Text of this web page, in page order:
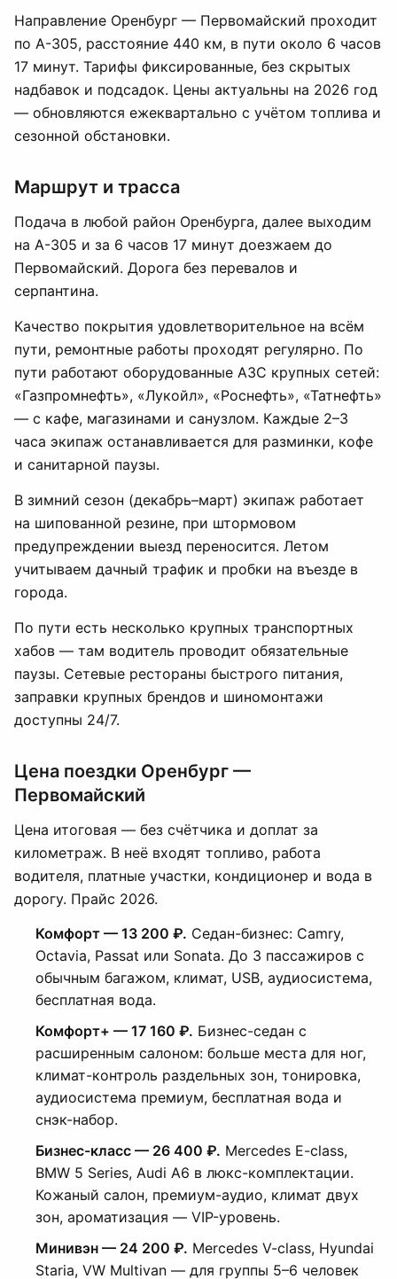
Направление Оренбург — Первомайский проходит
по А-305, расстояние 440 км, в пути около 6 часов
17 минут. Тарифы фиксированные, без скрытых
надбавок и подсадок. Цены актуальны на 2026 год
— обновляются ежеквартально с учётом топлива и
сезонной обстановки.
Маршрут и трасса
Подача в любой район Оренбурга, далее выходим
на А-305 и за 6 часов 17 минут доезжаем до
Первомайский. Дорога без перевалов и
серпантина.
Качество покрытия удовлетворительное на всём
пути, ремонтные работы проходят регулярно. По
пути работают оборудованные АЗС крупных сетей:
«Газпромнефть», «Лукойл», «Роснефть», «Татнефть»
— с кафе, магазинами и санузлом. Каждые 2–3
часа экипаж останавливается для разминки, кофе
и санитарной паузы.
В зимний сезон (декабрь–март) экипаж работает
на шипованной резине, при штормовом
предупреждении выезд переносится. Летом
учитываем дачный трафик и пробки на въезде в
города.
По пути есть несколько крупных транспортных
хабов — там водитель проводит обязательные
паузы. Сетевые рестораны быстрого питания,
заправки крупных брендов и шиномонтажи
доступны 24/7.
Цена поездки Оренбург —
Первомайский
Цена итоговая — без счётчика и доплат за
километраж. В неё входят топливо, работа
водителя, платные участки, кондиционер и вода в
дорогу. Прайс 2026.
Комфорт — 13 200 ₽. Седан-бизнес: Camry,
Octavia, Passat или Sonata. До 3 пассажиров с
обычным багажом, климат, USB, аудиосистема,
бесплатная вода.
Комфорт+ — 17 160 ₽. Бизнес-седан с
расширенным салоном: больше места для ног,
климат-контроль раздельных зон, тонировка,
аудиосистема премиум, бесплатная вода и
снэк-набор.
Бизнес-класс — 26 400 ₽. Mercedes E-class,
BMW 5 Series, Audi A6 в люкс-комплектации.
Кожаный салон, премиум-аудио, климат двух
зон, ароматизация — VIP-уровень.
Минивэн — 24 200 ₽. Mercedes V-class, Hyundai
Staria, VW Multivan — для группы 5–6 человек